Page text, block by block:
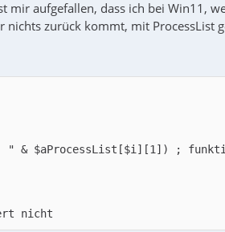
aufgefallen, dass ich bei Win11,
zurück kommt, mit ProcessList
nicht